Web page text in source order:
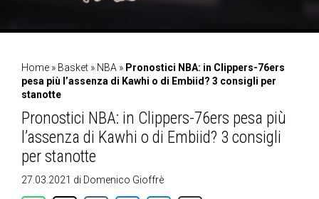
Home » Basket » NBA » Pronostici NBA: in Clippers-76ers
pesa più l’assenza di Kawhi o di Embiid? 3 consigli per
stanotte
Pronostici NBA: in Clippers-76ers pesa più
l’assenza di Kawhi o di Embiid? 3 consigli
per stanotte
27.03.2021 di Domenico Gioffrè